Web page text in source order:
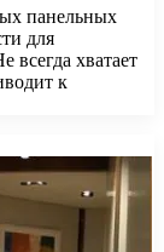
панельных
для
хватает
к